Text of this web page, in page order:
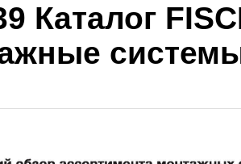
Каталог